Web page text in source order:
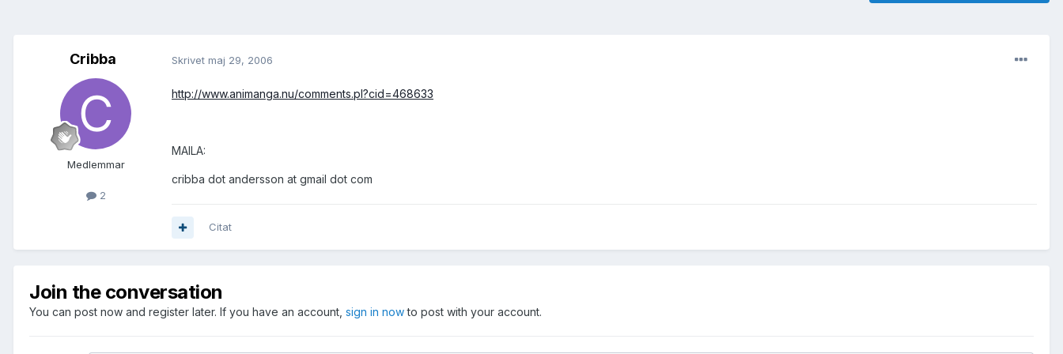
Cribba
Medlemmar
2
Skrivet maj 29, 2006
http://www.animanga.nu/comments.pl?cid=468633
MAILA:
cribba dot andersson at gmail dot com
Citat
Join the conversation
You can post now and register later. If you have an account, sign in nowto post with your account.